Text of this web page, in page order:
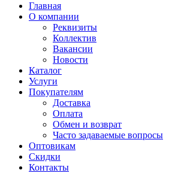
Главная
О компании
Реквизиты
Коллектив
Вакансии
Новости
Каталог
Услуги
Покупателям
Доставка
Оплата
Обмен и возврат
Часто задаваемые вопросы
Оптовикам
Скидки
Контакты